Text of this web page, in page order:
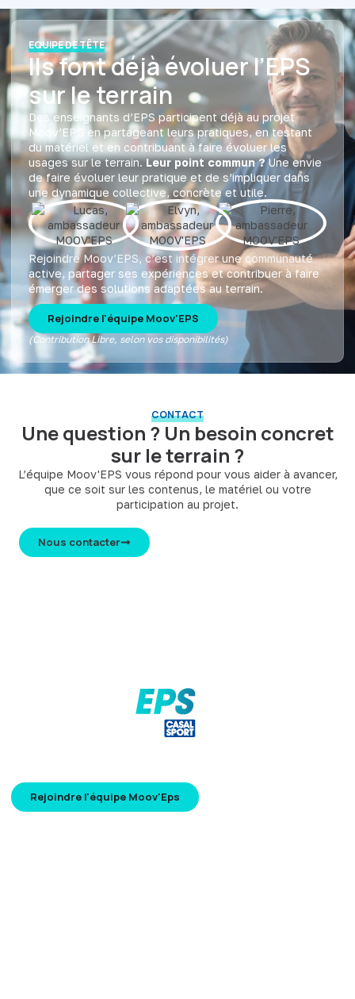
EQUIPE DE TÊTE
Ils font déjà évoluer l’EPS
sur le terrain
Des enseignants d’EPS participent déjà au projet
Moov’EPS en partageant leurs pratiques, en testant
du matériel et en contribuant à faire évoluer les
usages sur le terrain. Leur point commun ?Une envie
de faire évoluer leur pratique et de s’impliquer dans
une dynamique collective, concrète et utile.
Rejoindre Moov’EPS, c’est intégrer une communauté
active, partager ses expériences et contribuer à faire
émerger des solutions adaptées au terrain.
Rejoindre l'équipe Moov'EPS
(Contribution Libre, selon vos disponibilités)
CONTACT
Une question ? Un besoin concret
sur le terrain ?
L’équipe Moov'EPS vous répond pour vous aider à avancer,
que ce soit sur les contenus, le matériel ou votre
participation au projet.
Nous contacter
Rejoindre l'équipe Moov'Eps